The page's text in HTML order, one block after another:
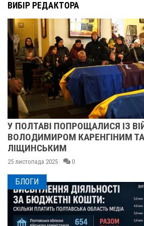
ВИБІР РЕДАКТОРА
У ПОЛТАВІ ПОПРОЩАЛИСЯ ІЗ
ВОЛОДИМИРОМ КАРЕНГІНИМ
ЛІЩИНСЬКИМ
25 листопада 2025 0
БЛОГИ